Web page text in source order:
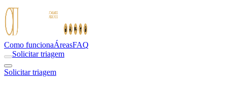
Como funcionaÁreasFAQ
Solicitar triagem
Solicitar triagem